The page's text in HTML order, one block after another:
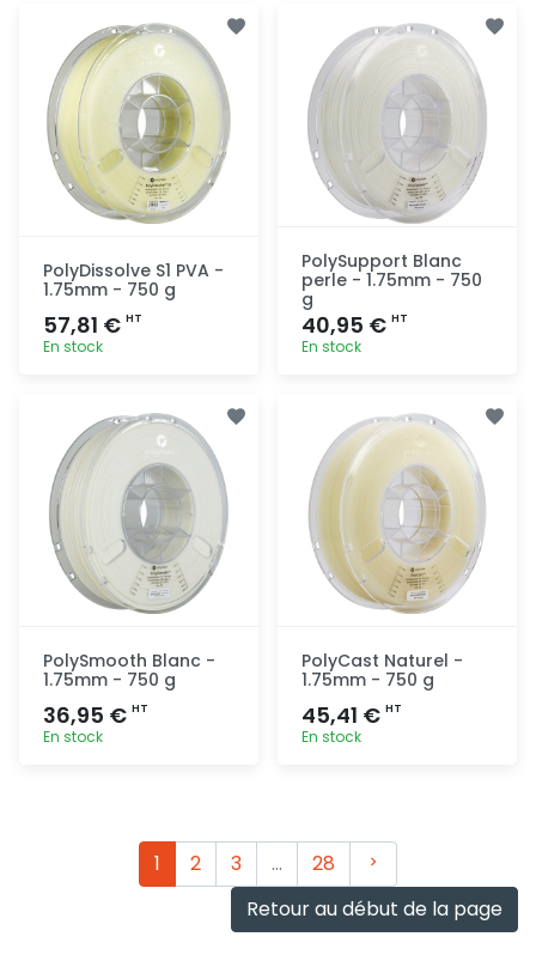
rapide
rapide
PolyDissolve S1 PVA -
1.75mm - 750 g
57,81 € HT
En stock
rapide
PolySupport Blanc
perle - 1.75mm - 750
g
40,95 € HT
En stock
rapide
PolySmooth Blanc -
1.75mm - 750 g
36,95 € HT
En stock
PolyCast Naturel -
1.75mm - 750 g
45,41 € HT
En stock
1 2 3 … 28
Suivant
Retour au début de la page